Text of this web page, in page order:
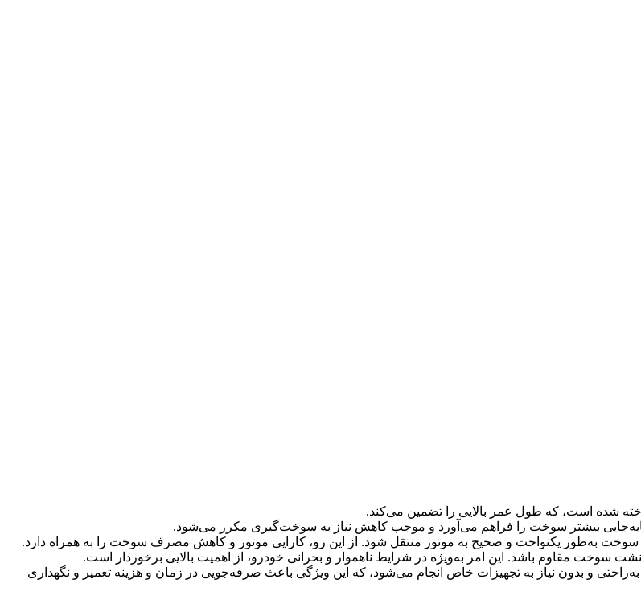
شده است، که طول عمر بالایی را تضمین می‌کند.
به‌طور یکنواخت و صحیح به موتور منتقل شود. از این رو، کارایی موتور و کاهش مصرف سوخت را به همراه دارد.
سوخت مقاوم باشد. این امر به‌ویژه در شرایط ناهموار و بحرانی خودرو، از اهمیت بالایی برخوردار است.
و بدون نیاز به تجهیزات خاص انجام می‌شود، که این ویژگی باعث صرفه‌جویی در زمان و هزینه تعمیر و نگهداری